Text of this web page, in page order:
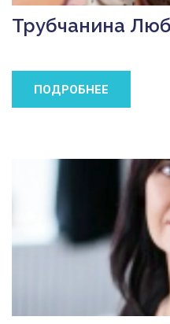
Трубчанина
ПОДРОБНЕЕ